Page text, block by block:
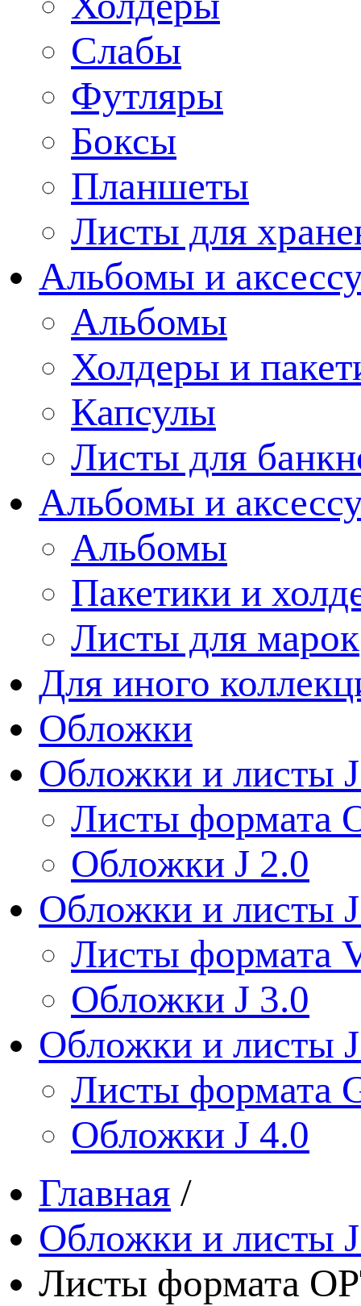
Слабы
Футляры
Боксы
Планшеты
Листы для
Альбомы и
Альбомы
Холдеры и
Капсулы
Листы для
Альбомы и
Альбомы
Пакетики и
Листы для марок
Для иного
Обложки
Обложки и листы
Листы формата
Обложки J 2.0
Обложки и листы
Листы формата
Обложки J 3.0
Обложки и листы
Листы формата
Обложки J 4.0
Главная /
Обложки и листы
Листы формата